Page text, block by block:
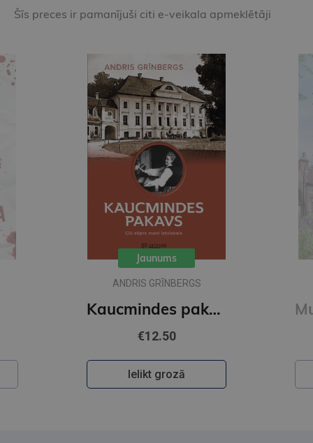
Šīs preces ir pamanījuši citi e-veikala apmeklētāji
Jaunums
ANDRIS GRĪNBERGS
Kaucmindes pakavs
€12.50
Ielikt grozā